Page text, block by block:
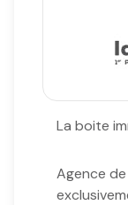
contact
La boite
Agence